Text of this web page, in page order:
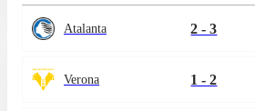
Atalanta 2 - 3
Verona 1 - 2